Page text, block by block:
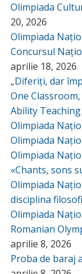
Olimpiada
20, 2026
Olimpiada
Concursul
aprilie 18, 2026
„Diferiți, dar
One
Ability Teaching
Olimpiada
Olimpiada
Olimpiada
«Chants, sons
Olimpiada
disciplina
Olimpiada
Romanian
aprilie 8, 2026
Proba de baraj